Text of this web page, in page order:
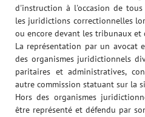
d'instruction à l'occasion de
les juridictions correctionnelles
ou encore devant les tribunaux
La représentation par un avocat
des organismes juridictionnels
paritaires et administratives,
autre commission statuant sur la
Hors des organismes
être représenté et défendu par